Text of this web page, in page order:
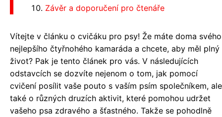
Závěr a doporučení pro čtenáře
Vítejte v článku o cvičáku pro psy! Že máte doma svého
nejlepšího čtyřnohého kamaráda a chcete, aby měl plný
život? Pak je tento článek pro vás. V následujících
odstavcích se dozvíte nejenom o tom, jak pomocí
cvičení posílit vaše pouto s vaším psím společníkem, ale
také o různých druzích aktivit, které pomohou udržet
vašeho psa zdravého a šťastného. Takže se pohodlně